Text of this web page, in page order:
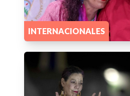
INTERNACIONALES